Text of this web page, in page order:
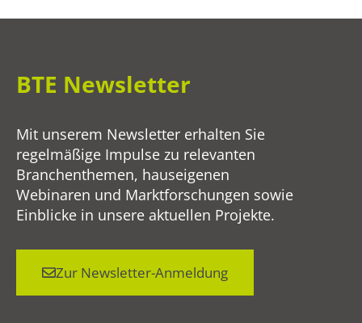
BTE Newsletter
Mit unserem Newsletter erhalten Sie
regelmäßige Impulse zu relevanten
Branchenthemen, hauseigenen
Webinaren und Marktforschungen sowie
Einblicke in unsere aktuellen Projekte.
Zur Newsletter-Anmeldung